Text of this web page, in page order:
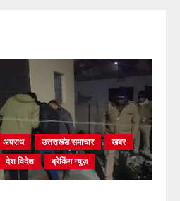
अपराध उत्तराखंड समाचार
खबर
देश विदेश ब्रेकिंग न्यूज़